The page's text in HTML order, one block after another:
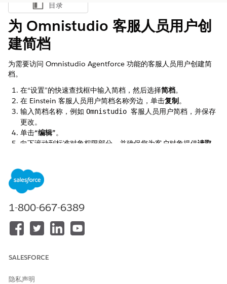
显示目录
目录
为 Omnistudio 客服人员用户创
建简档
为需要访问 Omnistudio Agentforce 功能的客服人员用户创建简
档。
在“设置”的快速查找框中输入简档 ，然后选择简档。
在 Einstein 客服人员用户简档名称旁边，单击复制。
输入简档名称，例如 Omnistudio 客服人员用户简档 ，并保存
更改。
单击“编辑”。
向下滚动到标准对象权限部分，并确保您为客户对象提供读取
请与我们共享您的想法，以便我们进行改进！
1-800-667-6389
SALESFORCE
隐私声明